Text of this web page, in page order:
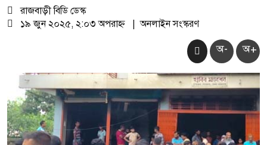
রাজবাড়ী বিডি ডেস্ক
১৯ জুন ২০২৫, ২:০৩ অপরাহ্ন
| অনলাইন সংস্করণ
অ- অ+